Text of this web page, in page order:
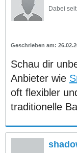
Dabei
Schau dir
Anbieter wie
oft flexibler
traditionelle